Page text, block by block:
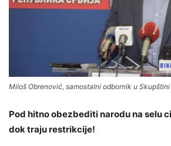
Miloš Obrenović, samostalni odbornik u
Pod hitno obezbediti narodu na selu
dok traju restrikcije!